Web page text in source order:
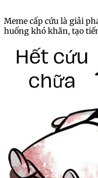
Meme cấp cứu là giải
huống khó khăn, tạo